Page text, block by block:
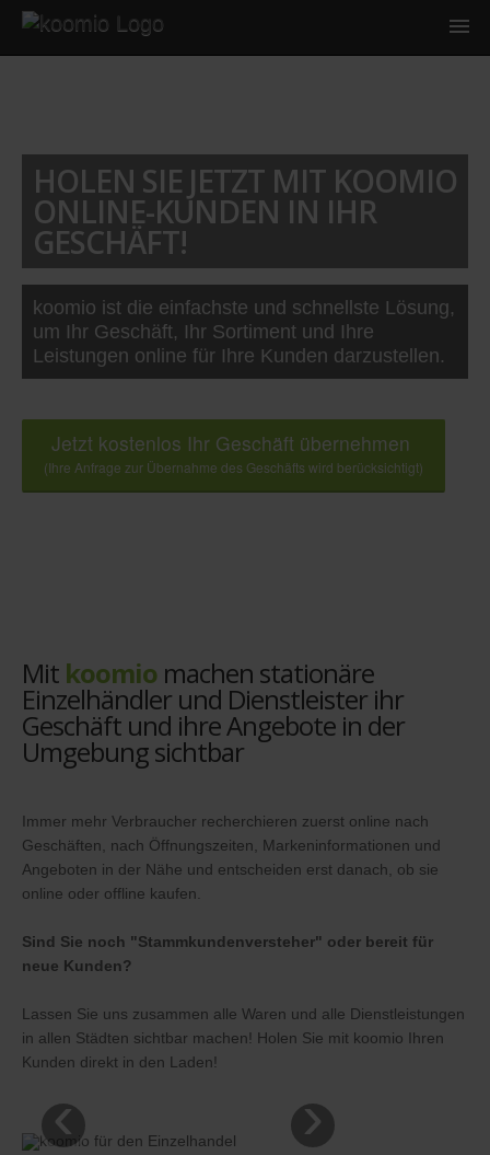
HOLEN SIE JETZT MIT KOOMIO
ONLINE-KUNDEN IN IHR
GESCHÄFT!
koomio ist die einfachste und schnellste Lösung,
um Ihr Geschäft, Ihr Sortiment und Ihre
Leistungen online für Ihre Kunden darzustellen.
Jetzt kostenlos Ihr Geschäft übernehmen
(Ihre Anfrage zur Übernahme des Geschäfts wird berücksichtigt)
Mit koomio machen stationäre
Einzelhändler und Dienstleister ihr
Geschäft und ihre Angebote in der
Umgebung sichtbar
Immer mehr Verbraucher recherchieren zuerst online nach
Geschäften, nach Öffnungszeiten, Markeninformationen und
Angeboten in der Nähe und entscheiden erst danach, ob sie
online oder offline kaufen.
Sind Sie noch "Stammkundenversteher" oder bereit für
neue Kunden?
Lassen Sie uns zusammen alle Waren und alle Dienstleistungen
in allen Städten sichtbar machen! Holen Sie mit koomio Ihren
Kunden direkt in den Laden!
‹ ›